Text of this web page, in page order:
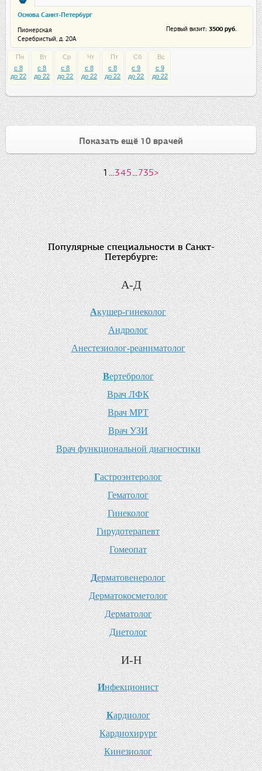
Основа Санкт-Петербург
Пионерская
Серебристый, д. 20А
Первый визит: 3500 руб.
Пн
c 8
до 22
Вт
c 8
до 22
Ср
c 8
до 22
Чт
c 8
до 22
Пт
c 8
до 22
Сб
c 9
до 22
Вс
c 9
до 22
Показать ещё 10 врачей
1...345...735>
Популярные специальности в Санкт-
Петербурге:
А-Д
Акушер-гинеколог
Андролог
Анестезиолог-реаниматолог
Вертебролог
Врач ЛФК
Врач МРТ
Врач УЗИ
Врач функциональной диагностики
Гастроэнтеролог
Гематолог
Гинеколог
Гирудотерапевт
Гомеопат
Дерматовенеролог
Дерматокосметолог
Дерматолог
Диетолог
И-Н
Инфекционист
Кардиолог
Кардиохирург
Кинезиолог